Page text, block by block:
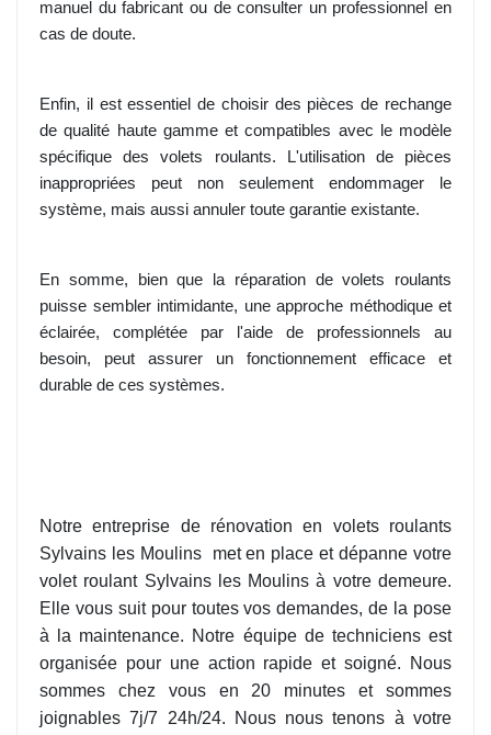
manuel du fabricant ou de consulter un professionnel en
cas de doute.
Enfin, il est essentiel de choisir des pièces de rechange
de qualité haute gamme et compatibles avec le modèle
spécifique des volets roulants. L'utilisation de pièces
inappropriées peut non seulement endommager le
système, mais aussi annuler toute garantie existante.
En somme, bien que la réparation de volets roulants
puisse sembler intimidante, une approche méthodique et
éclairée, complétée par l'aide de professionnels au
besoin, peut assurer un fonctionnement efficace et
durable de ces systèmes.
Notre entreprise de rénovation en volets roulants
Sylvains les Moulins
met en place et dépanne votre
volet roulant Sylvains les Moulins à votre demeure.
Elle vous suit pour toutes vos demandes, de la pose
à la maintenance. Notre équipe de techniciens est
organisée pour une action rapide et soigné. Nous
sommes chez vous en 20 minutes et sommes
joignables 7j/7 24h/24. Nous nous tenons à votre